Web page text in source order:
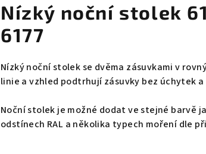
Nízký noční stolek
6177
Nízký noční stolek se dvěma zásuvkami v
linie a vzhled podtrhují zásuvky bez úchytek a
Noční stolek je možné dodat ve stejné barvě
odstínech RAL a několika typech moření dle